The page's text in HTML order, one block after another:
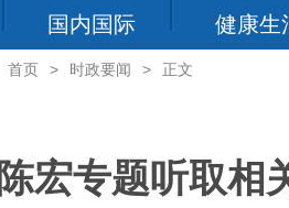
国内国际
健康生
首页 > 时政要闻 > 正文
陈宏专题听取相